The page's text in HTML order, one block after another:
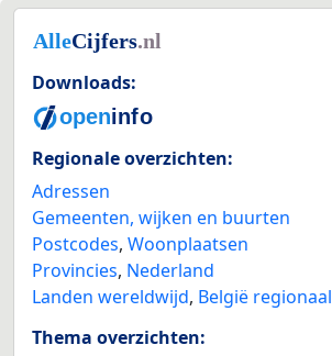
Downloads:
Regionale overzichten:
Adressen
Gemeenten, wijken en buurten
Postcodes, Woonplaatsen
Provincies, Nederland
Landen wereldwijd, België regionaal
Thema overzichten: